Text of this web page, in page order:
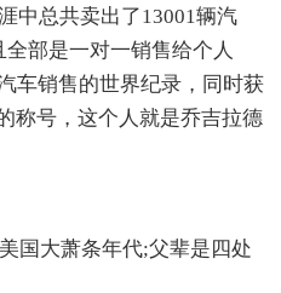
中总共卖出了13001辆汽
部是一对一销售给个人
车销售的世界纪录，同时获
称号，这个人就是乔吉拉德
国大萧条年代;父辈是四处